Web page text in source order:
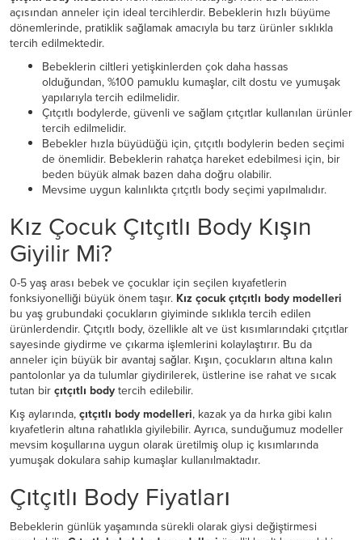
açısından anneler için ideal tercihlerdir. Bebeklerin hızlı büyüme
dönemlerinde, pratiklik sağlamak amacıyla bu tarz ürünler sıklıkla
tercih edilmektedir.
Bebeklerin ciltleri yetişkinlerden çok daha hassas
olduğundan, %100 pamuklu kumaşlar, cilt dostu ve yumuşak
yapılarıyla tercih edilmelidir.
Çıtçıtlı bodylerde, güvenli ve sağlam çıtçıtlar kullanılan ürünler
tercih edilmelidir.
Bebekler hızla büyüdüğü için, çıtçıtlı bodylerin beden seçimi
de önemlidir. Bebeklerin rahatça hareket edebilmesi için, bir
beden büyük almak bazen daha doğru olabilir.
Mevsime uygun kalınlıkta çıtçıtlı body seçimi yapılmalıdır.
Kız Çocuk Çıtçıtlı Body Kışın
Giyilir Mi?
0-5 yaş arası bebek ve çocuklar için seçilen kıyafetlerin
fonksiyonelliği büyük önem taşır. Kız çocuk çıtçıtlı body modelleri
bu yaş grubundaki çocukların giyiminde sıklıkla tercih edilen
ürünlerdendir. Çıtçıtlı body, özellikle alt ve üst kısımlarındaki çıtçıtlar
sayesinde giydirme ve çıkarma işlemlerini kolaylaştırır. Bu da
anneler için büyük bir avantaj sağlar. Kışın, çocukların altına kalın
pantolonlar ya da tulumlar giydirilerek, üstlerine ise rahat ve sıcak
tutan birçıtçıtlı bodytercih edilebilir.
Kış aylarında,çıtçıtlı body modelleri, kazak ya da hırka gibi kalın
kıyafetlerin altına rahatlıkla giyilebilir. Ayrıca, sunduğumuz modeller
mevsim koşullarına uygun olarak üretilmiş olup iç kısımlarında
yumuşak dokulara sahip kumaşlar kullanılmaktadır.
Çıtçıtlı Body Fiyatları
Bebeklerin günlük yaşamında sürekli olarak giysi değiştirmesi